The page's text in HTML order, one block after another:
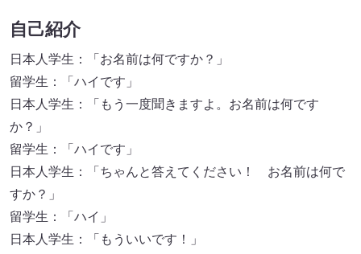
自己紹介
日本人学生：「お名前は何ですか？」
留学生：「ハイです」
日本人学生：「もう一度聞きますよ。お名前は何です
か？」
留学生：「ハイです」
日本人学生：「ちゃんと答えてください！ お名前は何で
すか？」
留学生：「ハイ」
日本人学生：「もういいです！」